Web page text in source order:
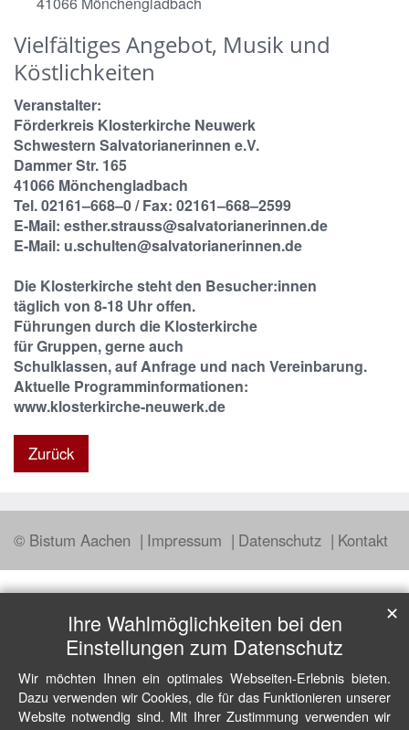
Vielfältiges Angebot, Musik und
Köstlichkeiten
Veranstalter:
Förderkreis Klosterkirche Neuwerk
Schwestern Salvatorianerinnen e.V.
Dammer Str. 165
41066 Mönchengladbach
Tel. 02161–668–0 / Fax: 02161–668–2599
E-Mail: esther.strauss@salvatorianerinnen.de
E-Mail: u.schulten@salvatorianerinnen.de
Die Klosterkirche steht den Besucher:innen
täglich von 8-18 Uhr offen.
Führungen durch die Klosterkirche
für Gruppen, gerne auch
Schulklassen, auf Anfrage und nach Vereinbarung.
Aktuelle Programminformationen:
www.klosterkirche-neuwerk.de
Zurück
© Bistum Aachen Impressum Datenschutz Kontakt
Ihre Wahlmöglichkeiten bei den
Einstellungen zum Datenschutz
Wir möchten Ihnen ein optimales Webseiten-Erlebnis bieten.
Dazu verwenden wir Cookies, die für das Funktionieren unserer
Website notwendig sind. Mit Ihrer Zustimmung verwenden wir
✕